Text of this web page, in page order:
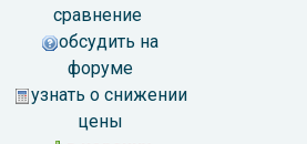
сравнение
обсудить на
форуме
узнать о снижении
цены